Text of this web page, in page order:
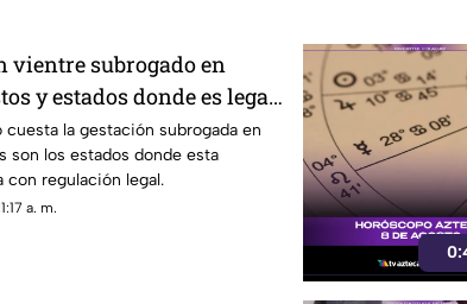
vientre subrogado en
y estados donde es legal
subrogada
la gestación subrogada en
son los estados donde esta
con regulación legal.
a. m.